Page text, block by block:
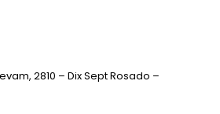
2810 – Dix Sept Rosado –